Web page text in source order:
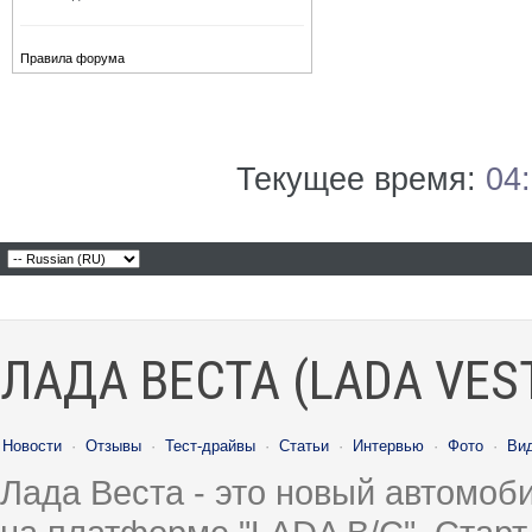
Правила форума
Текущее время:
ЛАДА ВЕСТА (LADA
Новости · Отзывы · Тест-драйвы · Статьи · Интервью · Фото ·
Лада Веста - это новый